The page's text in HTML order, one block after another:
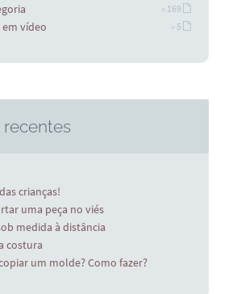
» 169
vídeo » 5
recentes
crianças!
uma peça no viés
medida à distância
costura
um molde? Como fazer?